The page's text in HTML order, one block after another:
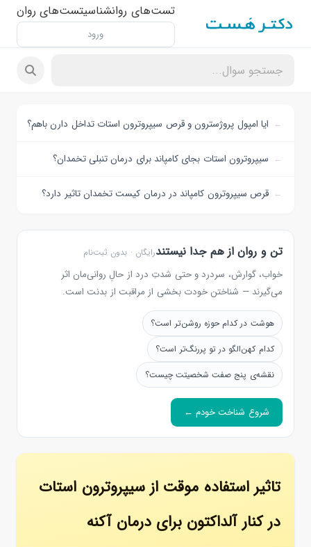
تست‌های روانشناسیتست‌های روان
ورود
ایا امپول پروژسترون و قرص سیپروترون استات تداخل دارن باهم؟
سیپروترون استات بجای کامپاند برای درمان تنبلی تخمدان؟
قرص سیپروترون کامپاند در درمان کیست تخمدان تاثیر دارد؟
تن و روان از هم جدا نیستندرایگان · بدون ثبت‌نام
خواب، گوارش، سردرد و حتی شدتِ درد از حالِ روانی‌مان اثر
می‌گیرند — شناختن خودت بخشی از مراقبت از بدنت است.
هوشت در کدام حوزه روشن‌تر است؟
کدام کهن‌الگو در تو پررنگ‌تر است؟
نقشه‌ی پنج صفت شخصیتت چیست؟
شروع شناخت خودم ←
تاثیر استفاده موقت از سیپروترون استات
در کنار آلداکتون برای درمان آکنه